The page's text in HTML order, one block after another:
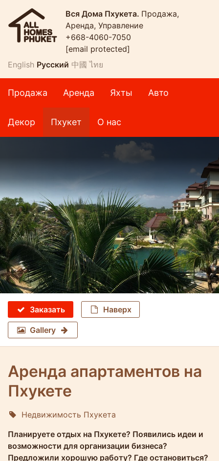
Вся Дома Пхукета. Продажа,
Аренда, Управление
+668-4060-7050
[email protected]
English Русский 中國 ไทย
Продажа Аренда Яхты Авто
Декор Пхукет О нас
Заказать Наверх
Gallery
Аренда апартаментов на
Пхукете
Недвижимость Пхукета
Планируете отдых на Пхукете? Появились идеи и
возможности для организации бизнеса?
Предложили хорошую работу? Где остановиться?